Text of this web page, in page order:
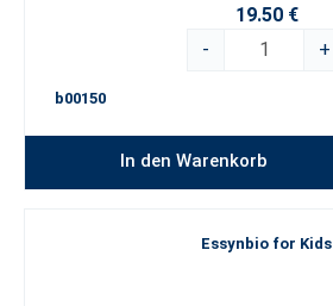
19.50 €
-
+
b00150
In den Warenkorb
Essynbio for Kids